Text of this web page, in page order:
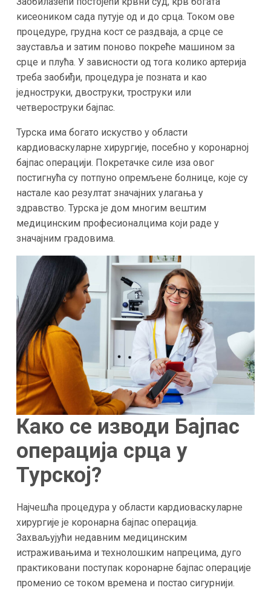
кисеоником сада путује од и до срца. Током ове
процедуре, грудна кост се раздваја, а срце се
зауставља и затим поново покреће машином за
срце и плућа. У зависности од тога колико артерија
треба заобиђи, процедура је позната и као
једноструки, двоструки, троструки или
четвероструки бајпас.
Турска има богато искуство у области
кардиоваскуларне хирургије, посебно у коронарној
бајпас операцији. Покретачке силе иза овог
постигнућа су потпуно опремљене болнице, које су
настале као резултат значајних улагања у
здравство. Турска је дом многим вештим
медицинским професионалцима који раде у
значајним градовима.
Како се изводи Бајпас
операција срца у
Турској?
Најчешћа процедура у области кардиоваскуларне
хирургије је коронарна бајпас операција.
Захваљујући недавним медицинским
истраживањима и технолошким напрецима, дуго
практиковани поступак коронарне бајпас операције
променио се током времена и постао сигурнији.